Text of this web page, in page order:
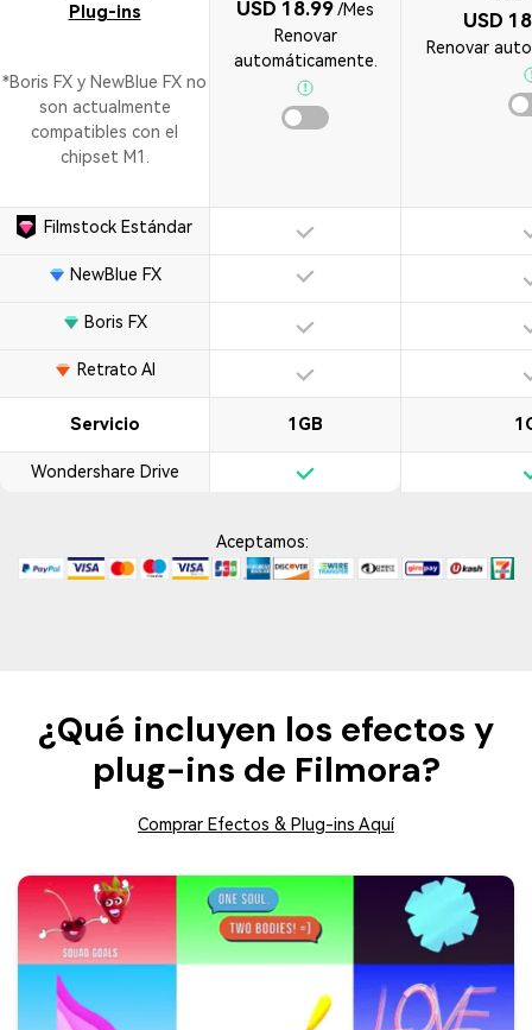
Plug-ins
*Boris FX y NewBlue FX no
son actualmente
compatibles con el
chipset M1.
USD 18.99/Mes
Renovar
automáticamente.
USD
Renovar
Filmstock Estándar
NewBlue FX
Boris FX
Retrato AI
Servicio 1GB
Wondershare Drive
Aceptamos:
¿Qué incluyen los efectos y
plug-ins de Filmora?
Comprar Efectos & Plug-ins Aquí